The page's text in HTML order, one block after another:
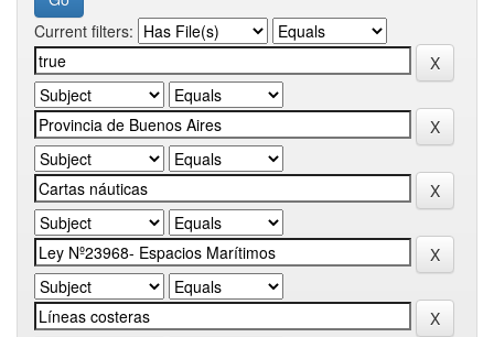
Current filters: